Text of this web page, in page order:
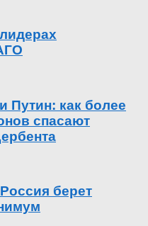
Путин: как более
спасают
берет